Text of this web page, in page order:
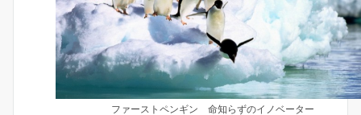
ファーストペンギン 命知らずのイノベーター